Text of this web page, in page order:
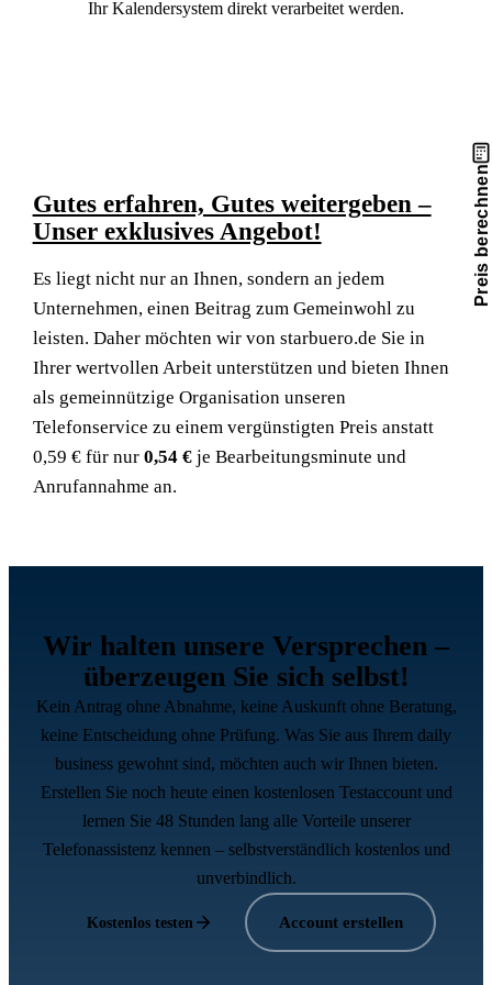
Ihr Kalendersystem direkt verarbeitet werden.
Gutes erfahren, Gutes weitergeben –
Unser exklusives Angebot!
Es liegt nicht nur an Ihnen, sondern an jedem
Unternehmen, einen Beitrag zum Gemeinwohl zu
leisten. Daher möchten wir von starbuero.de Sie in
Ihrer wertvollen Arbeit unterstützen und bieten Ihnen
als gemeinnützige Organisation unseren
Telefonservice zu einem vergünstigten Preis anstatt
0,59 € für nur 0,54 €je Bearbeitungsminute und
Anrufannahme an.
Wir halten unsere Versprechen –
überzeugen Sie sich selbst!
Kein Antrag ohne Abnahme, keine Auskunft ohne Beratung,
keine Entscheidung ohne Prüfung. Was Sie aus Ihrem daily
business gewohnt sind, möchten auch wir Ihnen bieten.
Erstellen Sie noch heute einen kostenlosen Testaccount und
lernen Sie 48 Stunden lang alle Vorteile unserer
Telefonassistenz kennen – selbstverständlich kostenlos und
unverbindlich.
Kostenlos testen Account erstellen
Preis berechnen